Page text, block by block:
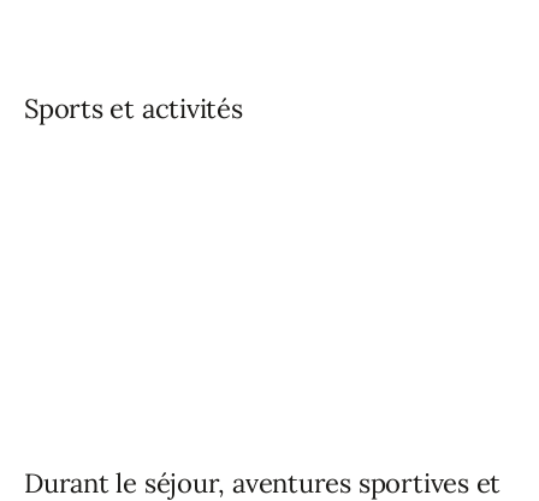
Sports et activités
Durant le séjour, aventures sportives et